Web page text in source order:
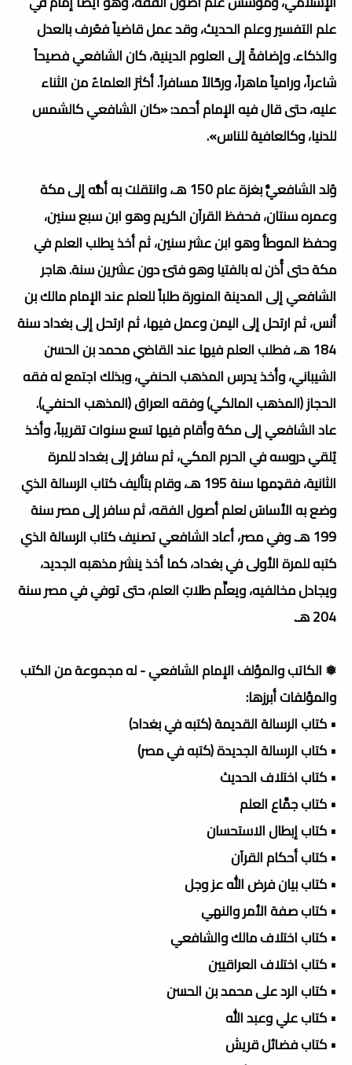
علم التفسير وعلم الحديث، وقد عمل قاضياً فعُرف بالعدل
والذكاء. وإضافةً إلى العلوم الدينية، كان الشافعي فصيحاً
شاعراً، ورامياً ماهراً، ورحّالاً مسافراً. أكثرَ العلماءُ من الثناء
عليه، حتى قال فيه الإمام أحمد: «كان الشافعي كالشمس
للدنيا، وكالعافية للناس».
وُلد الشافعيُّ بغزة عام 150 هـ، وانتقلت به أمُّه إلى مكة
وعمره سنتان، فحفظ القرآن الكريم وهو ابن سبع سنين،
وحفظ الموطأ وهو ابن عشر سنين، ثم أخذ يطلب العلم في
مكة حتى أُذن له بالفتيا وهو فتىً دون عشرين سنة. هاجر
الشافعي إلى المدينة المنورة طلباً للعلم عند الإمام مالك بن
أنس، ثم ارتحل إلى اليمن وعمل فيها، ثم ارتحل إلى بغداد سنة
184 هـ، فطلب العلم فيها عند القاضي محمد بن الحسن
الشيباني، وأخذ يدرس المذهب الحنفي، وبذلك اجتمع له فقه
الحجاز (المذهب المالكي) وفقه العراق (المذهب الحنفي).
عاد الشافعي إلى مكة وأقام فيها تسع سنوات تقريباً، وأخذ
يُلقي دروسه في الحرم المكي، ثم سافر إلى بغداد للمرة
الثانية، فقدِمها سنة 195 هـ، وقام بتأليف كتاب الرسالة الذي
وضع به الأساسَ لعلم أصول الفقه، ثم سافر إلى مصر سنة
199 هـ. وفي مصر، أعاد الشافعي تصنيف كتاب الرسالة الذي
كتبه للمرة الأولى في بغداد، كما أخذ ينشر مذهبه الجديد،
ويجادل مخالفيه، ويعلِّم طلابَ العلم، حتى توفي في مصر سنة
204 هـ.
❅ الكاتب والمؤلف الإمام الشافعي - له مجموعة من الكتب
والمؤلفات أبرزها:
• كتاب الرسالة القديمة (كتبه في بغداد)
• كتاب الرسالة الجديدة (كتبه في مصر)
• كتاب اختلاف الحديث
• كتاب جمَّاع العلم
• كتاب إبطال الاستحسان
• كتاب أحكام القرآن
• كتاب بيان فرض الله عز وجل
• كتاب صفة الأمر والنهي
• كتاب اختلاف مالك والشافعي
• كتاب اختلاف العراقيين
• كتاب الرد على محمد بن الحسن
• كتاب علي وعبد الله
• كتاب فضائل قريش